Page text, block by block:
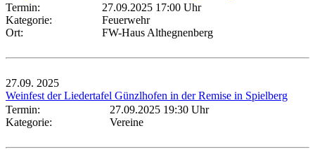
Termin:
27.09.2025 17:00 Uhr
Kategorie:
Feuerwehr
Ort:
FW-Haus Althegnenberg
27.09. 2025
Weinfest der Liedertafel Günzlhofen in der Remise in Spielberg
Termin:
27.09.2025 19:30 Uhr
Kategorie:
Vereine